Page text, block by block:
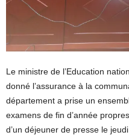
Le ministre de l’Education
donné l’assurance à la
département a prise un
examens de fin d’année
d’un déjeuner de presse le